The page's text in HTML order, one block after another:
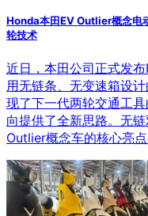
Honda本田EV Outlier概念电
轮技术
近日，本田公司正式发
用无链条、无变速箱设
现了下一代两轮交通工
向提供了全新思路。无
Outlier概念车的核心亮